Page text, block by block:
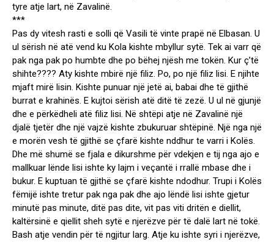
tyre atje lart, në Zavalinë.
***
Pas dy vitesh rasti e solli që Vasili të vinte prapë në Elbasan. U
ul sërish në atë vend ku Kola kishte mbyllur sytë. Tek ai varr që
pak nga pak po humbte dhe po bëhej njësh me tokën. Kur ç’të
shihte???? Aty kishte mbirë një filiz. Po, po një filiz lisi. E njihte
mjaft mirë lisin. Kishte punuar një jetë ai, babai dhe të gjithë
burrat e krahinës. E kujtoi sërish atë ditë të zezë. U ul në gjunjë
dhe e përkëdheli atë filiz lisi. Në shtëpi atje në Zavalinë një
djalë tjetër dhe një vajzë kishte zbukuruar shtëpinë. Një nga një
e morën vesh të gjithë se çfarë kishte nddhur te varri i Kolës.
Dhe më shumë se fjala e dikurshme për vdekjen e tij nga ajo e
mallkuar lënde lisi ishte ky lajm i veçantë i rrallë mbase dhe i
bukur. E kuptuan të gjithë se çfarë kishte ndodhur. Trupi i Kolës
fëmijë ishte tretur pak nga pak dhe ajo lëndë lisi ishte gjetur
minutë pas minute, ditë pas dite, vit pas viti dritën e diellit,
kaltërsinë e qiellit sheh sytë e njerëzve për të dalë lart në tokë.
Bash atje vendin për të ngjitur larg. Atje ku ishte syri i njerëzve,